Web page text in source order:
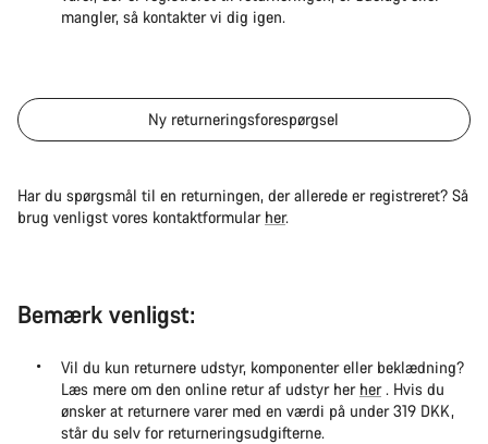
mangler, så kontakter vi dig igen.
Ny returneringsforespørgsel
Har du spørgsmål til en returningen, der allerede er registreret? Så
brug venligst vores kontaktformular her.
Bemærk venligst:
Vil du kun returnere udstyr, komponenter eller beklædning?
Læs mere om den online retur af udstyr her her . Hvis du
ønsker at returnere varer med en værdi på under 319 DKK,
står du selv for returneringsudgifterne.